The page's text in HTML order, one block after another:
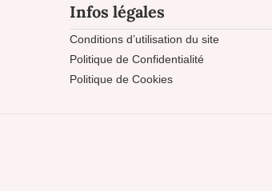
Infos légales
Conditions d’utilisation du site
Politique de Confidentialité
Politique de Cookies